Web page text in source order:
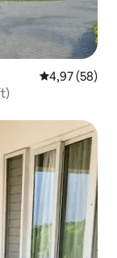
Średnia
4,97 (58)